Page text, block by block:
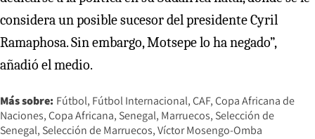
considera un posible sucesor del presidente Cyril
Ramaphosa. Sin embargo, Motsepe lo ha negado”,
añadió el medio.
Más sobre: Fútbol Fútbol Internacional CAF Copa Africana de
Naciones Copa Africana Senegal Marruecos Selección de
Senegal Selección de Marruecos Víctor Mosengo-Omba